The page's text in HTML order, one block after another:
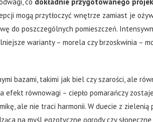
mogą przytłoczyć wnętrze zamiast je
do poszczególnych pomieszczeń.
warianty – morela czy brzoskwinia –
bazami, takimi jak biel czy szarości, ale
efekt równowagi – ciepło pomarańczy
ale nie traci harmonii. W duecie z
na myśl egzotyczne ogrody czy